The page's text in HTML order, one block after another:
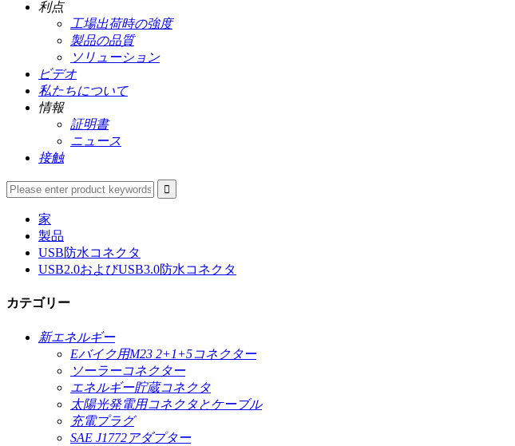
利点
工場出荷時の強度
製品の品質
ソリューション
ビデオ
私たちについて
情報
証明書
ニュース
接触
家
製品
USB防水コネクタ
USB2.0およびUSB3.0防水コネクタ
カテゴリー
新エネルギー
Eバイク用M23 2+1+5コネクター
ソーラーコネクター
エネルギー貯蔵コネクタ
太陽光発電用コネクタとケーブル
充電プラグ
SAE J1772アダプター